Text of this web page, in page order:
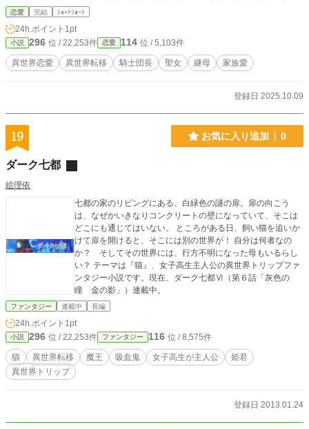
す異世界に戸惑いながら、心菜はセブランと向き合うことに。 セブランの礼儀
正しさと子どもたちの愛らしさに触れ、心菜の心は揺れ動く。 15年前に異世界
へ転移し「聖女」となった叔母の過去や、セブランの意外な一面も徐々に明らか
に。 保育士としての経験を活かし、子どもたちと自然に打ち解けていく心菜
は、異世界での新たな生活と「家族」になる可能性にどう向き合うのか？ 予想
外の展開と心温まる子育てライフが始まる、異世界お見合いファンタジー！
恋愛 完結 ｼｮｰﾄｼｮｰﾄ
24h.ポイント 1pt
小説 296 位 / 22,253件 恋愛 114 位 / 5,103件
異世界恋愛 異世界転移 騎士団長 聖女 継母 家族愛
登録日 2025.10.09
19 お気に入り追加 0
ダーク七都
絵理依
七都の家のリビングにある、白緑色の謎の扉。扉の向こう
は、なぜかいきなりコンクリートの壁になっていて、そこは
どこにも通じてはいない。 ところがある日、飼い猫を追いか
けて扉を開けると、そこには別の世界が！ 自分は何者なの
か？ そしてその世界には、行方不明になった母もいるらし
い？ テーマは『猫』、女子高生主人公の異世界トリップファ
ンタジー小説です。現在、ダーク七都Ⅵ（第６話「灰色の
瞳 金の影」）連載中。
ファンタジー 連載中 長編
24h.ポイント 1pt
小説 296 位 / 22,253件 ファンタジー 116 位 / 8,575件
猫 異世界転移 魔王 吸血鬼 女子高生が主人公
姫君
異世界トリップ
登録日 2013.01.24